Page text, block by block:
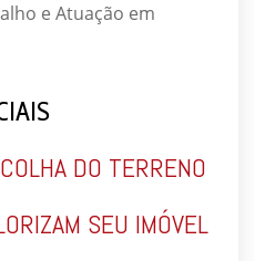
e Atuação em
DO TERRENO
SEU IMÓVEL